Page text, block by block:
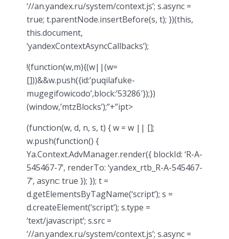
‘//an.yandex.ru/system/context.js’; s.async =
true; t.parentNode.insertBefore(s, t); })(this,
this.document,
‘yandexContextAsyncCallbacks’);
!(function(w,m){(w||(w=
[]))&&w.push({id:’puqilafuke-
mugegifowicodo’,block:’53286′});})
(window,’mtzBlocks’);”+”ipt>
(function(w, d, n, s, t) { w = w || [];
w.push(function() {
Ya.Context.AdvManager.render({ blockId: ‘R-A-
545467-7’, renderTo: ‘yandex_rtb_R-A-545467-
7’, async: true }); }); t =
d.getElementsByTagName(‘script’); s =
d.createElement(‘script’); s.type =
‘text/javascript’; s.src =
‘//an.yandex.ru/system/context.js’; s.async =